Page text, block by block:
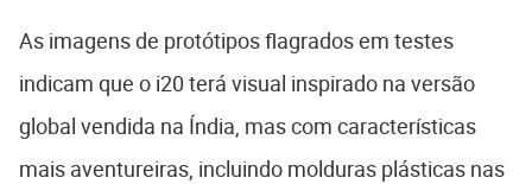
As imagens de protótipos flagrados em testes
indicam que o i20 terá visual inspirado na versão
global vendida na Índia, mas com características
mais aventureiras, incluindo molduras plásticas nas